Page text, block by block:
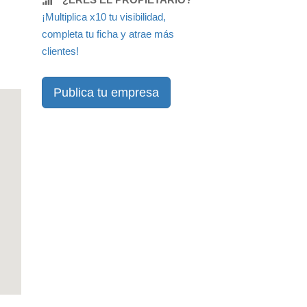
¡Multiplica x10 tu visibilidad,
completa tu ficha y atrae más
clientes!
Publica tu empresa